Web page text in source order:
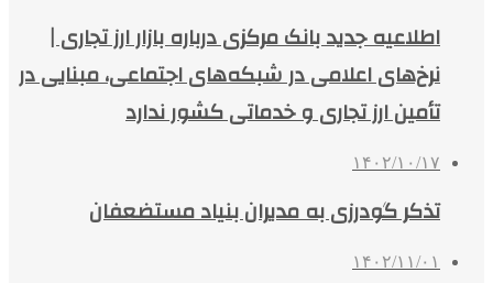
اطلاعیه جدید بانک مرکزی درباره بازار ارز تجاری |
نرخ‌های اعلامی در شبکه‌های اجتماعی، مبنایی در
تأمین ارز تجاری و خدماتی کشور ندارد
۱۴۰۲/۱۰/۱۷
تذکر گودرزی به مدیران بنیاد مستضعفان
۱۴۰۲/۱۱/۰۱